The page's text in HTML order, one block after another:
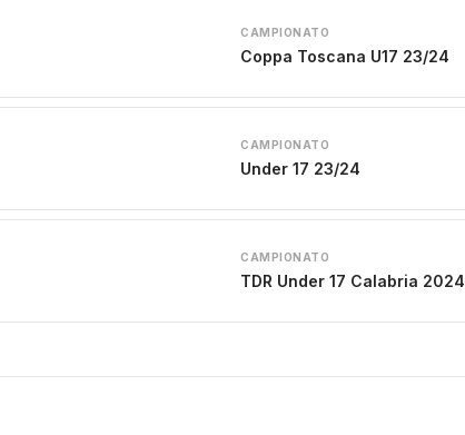
CAMPIONATO
Coppa Toscana U17 23/24
CAMPIONATO
Under 17 23/24
CAMPIONATO
TDR Under 17 Calabria 2024